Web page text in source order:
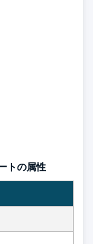
トの属性